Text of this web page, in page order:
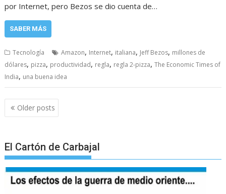
por Internet, pero Bezos se dio cuenta de…
SABER MÁS
Tecnología Amazon, Internet, italiana, Jeff Bezos, millones de
dólares, pizza, productividad, regla, regla 2-pizza,The Economic Times of
India, una buena idea
Posts
navigation
Older posts
El Cartón de Carbajal